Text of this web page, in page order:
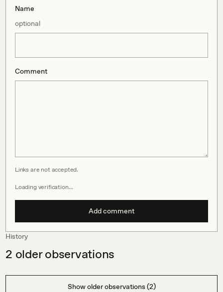
Name
optional
Comment
Links are not accepted.
Loading verification…
Add comment
History
2 older observations
Show older observations (2)